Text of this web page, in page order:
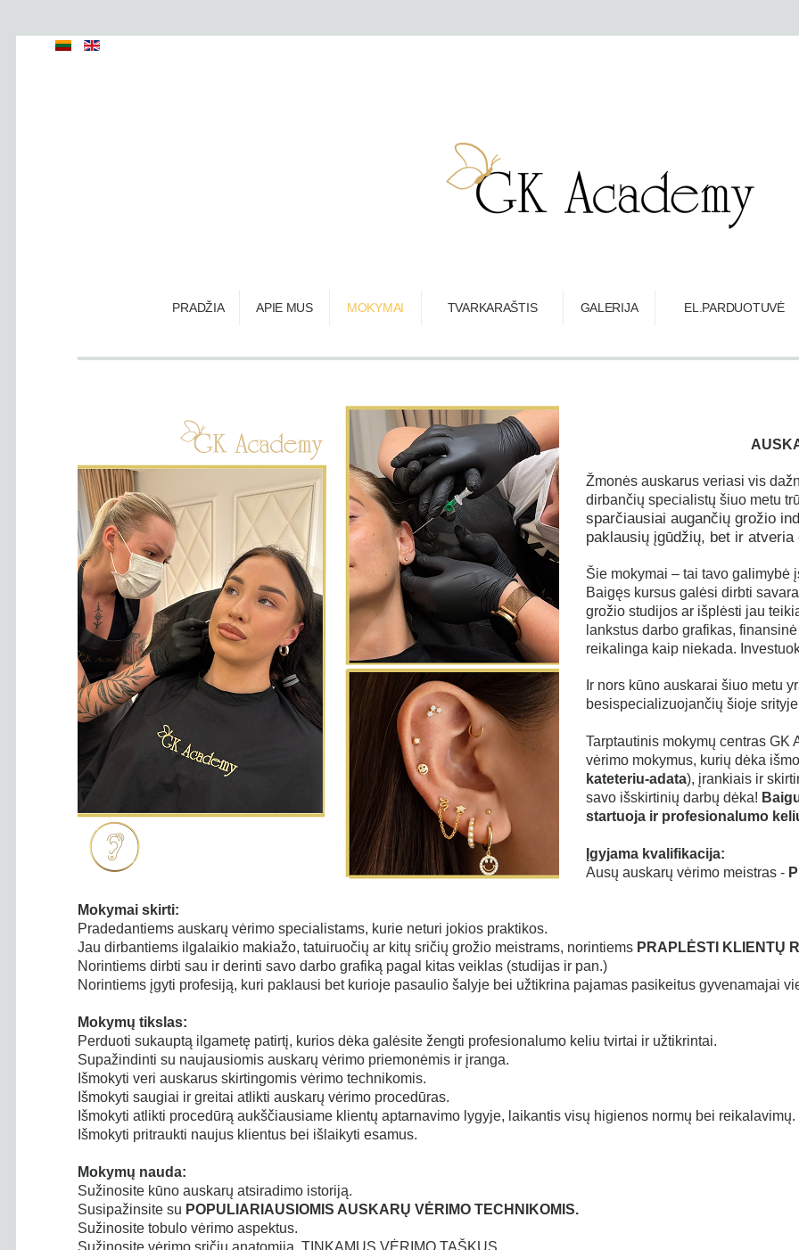
PRADŽIA APIE MUS MOKYMAI
Antakių ir blakstienų laminavimo
Antakių MasterClass dizaino, architektūros
ir laminavimo
Ilgalaikio makiažo (antakiai, lūpos, akys)
Klasikinio ir liftinguojančio veido masažo
Plaukų priauginimo
Kasyčių pynimo DRAKONIUKAI
Blakstienų priauginimo pradedančiosioms:
Klasika+Volume technika
NEW TREND blakstienų stilizavimo
Blakstienų laminavimo
Kūno ir veido depiliacijos: vašku ir cukrumi
Ilgalaikio makiažo ir tatuiruočių šalinimo
LAZERIU
Ilgalaikio makiažo (antakių plaukelinės
technikos aparatu)
Ilgalaikio makiažo MasterClass
(pažengusiems)
Makiažo SAU
Savimasažo
Kasyčių pynimo (iš sintetinio pluošto)
Skalpo dermopigmentacijos
Ilgalaikio makiažo (antakiai)
Ilgalaikio makiažo (akys, lūpos)
Vyrų depiliacijos: vaškais ir cukrumi
TVARKARAŠTIS GALERIJA EL.PARDUOTUVĖ
Žmonės auskarus veriasi vis
dirbančių specialistų šiuo metu
sparčiausiai augančių grožio
paklausių įgūdžių, bet ir
Šie mokymai – tai tavo galimybė
Baigęs kursus galėsi dirbti
grožio studijos ar išplėsti jau
lankstus darbo grafikas,
reikalinga kaip niekada.
Ir nors kūno auskarai šiuo metu
besispecializuojančių šioje
Tarptautinis mokymų centras
vėrimo mokymus, kurių dėka
kateteriu-adata), įrankiais ir
savo išskirtinių darbų dėka!
startuoja ir profesionalumo
Įgyjama kvalifikacija:
Ausų auskarų vėrimo meistras -
Mokymai skirti:
Pradedantiems auskarų vėrimo specialistams, kurie neturi jokios praktikos.
Jau dirbantiems ilgalaikio makiažo, tatuiruočių ar kitų sričių grožio meistrams, norintiems PRAPLĖSTI KLIENTŲ
Norintiems dirbti sau ir derinti savo darbo grafiką pagal kitas veiklas (studijas ir pan.)
Norintiems įgyti profesiją, kuri paklausi bet kurioje pasaulio šalyje bei užtikrina pajamas pasikeitus gyvenamajai
Mokymų tikslas:
Perduoti sukauptą ilgametę patirtį, kurios dėka galėsite žengti profesionalumo keliu tvirtai ir užtikrintai.
Supažindinti su naujausiomis auskarų vėrimo priemonėmis ir įranga.
Išmokyti veri auskarus skirtingomis vėrimo technikomis.
Išmokyti saugiai ir greitai atlikti auskarų vėrimo procedūras.
Išmokyti atlikti procedūrą aukščiausiame klientų aptarnavimo lygyje, laikantis visų higienos normų bei reikalavimų.
Išmokyti pritraukti naujus klientus bei išlaikyti esamus.
Mokymų nauda:
Sužinosite kūno auskarų atsiradimo istoriją.
Susipažinsite su POPULIARIAUSIOMIS AUSKARŲ VĖRIMO TECHNIKOMIS.
Sužinosite tobulo vėrimo aspektus.
Sužinosite vėrimo sričių anatomiją, TINKAMUS VĖRIMO TAŠKUS